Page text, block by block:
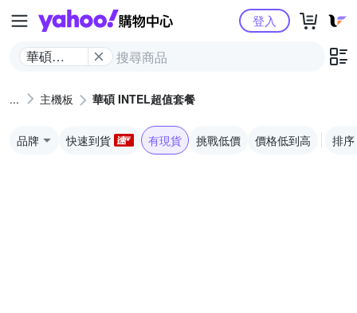
Yahoo購物中心
華碩
值套餐
登入
主機板 華碩 INTEL超值套餐
品牌 快速到貨 有現貨 挑戰低價 價格低到高 排序